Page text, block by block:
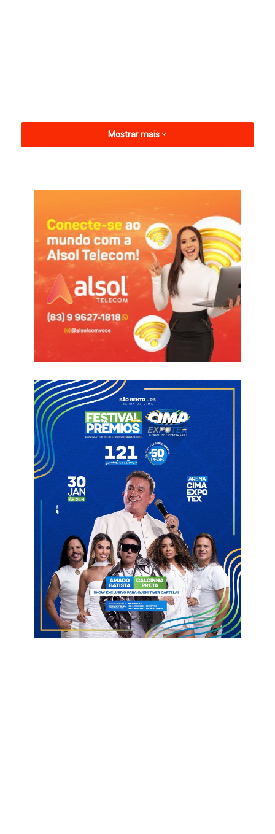
Belém do Brejo do Cruz Ponto Facultativo
São João
Mostrar mais